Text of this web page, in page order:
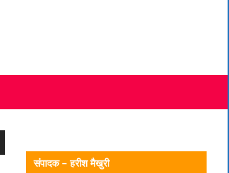
संपादक – हरीश मैखुरी